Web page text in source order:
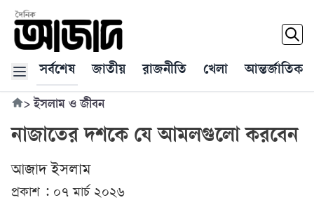
সর্বশেষ জাতীয় রাজনীতি খেলা আন্তর্জাতিক
>ইসলাম ও জীবন
নাজাতের দশকে যে আমলগুলো করবেন
আজাদ ইসলাম
প্রকাশ : ০৭ মার্চ ২০২৬